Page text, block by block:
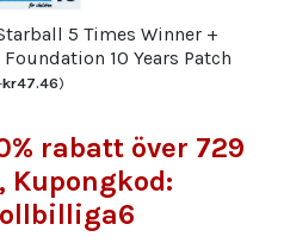
5 Times Winner +
Foundation 10 Years Patch
kr47.46)
rabatt över 729
Kupongkod: